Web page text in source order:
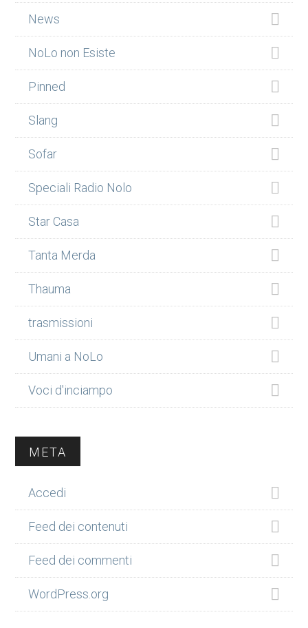
News
NoLo non Esiste
Pinned
Slang
Sofar
Speciali Radio Nolo
Star Casa
Tanta Merda
Thauma
trasmissioni
Umani a NoLo
Voci d'inciampo
META
Accedi
Feed dei contenuti
Feed dei commenti
WordPress.org